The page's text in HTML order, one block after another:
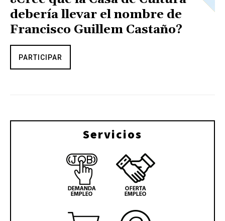
debería llevar el nombre de
Francisco Guillem Castaño?
PARTICIPAR
Servicios